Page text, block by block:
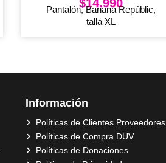
$14.990
Pantalón, Banana Repúblic,
talla XL
Información
Políticas de Clientes Proveedores
Políticas de Compra DUV
Políticas de Donaciones